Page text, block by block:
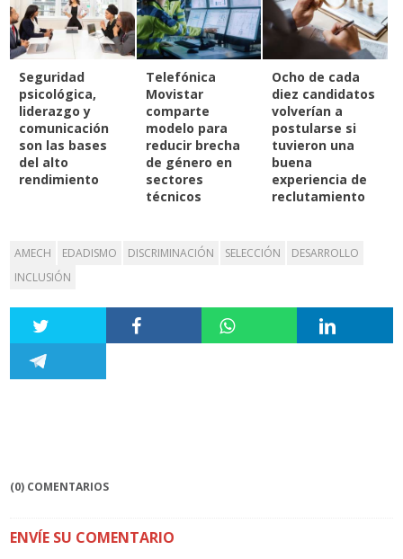
Seguridad
psicológica,
liderazgo y
comunicación
son las bases
del alto
rendimiento
Telefónica
Movistar
comparte
modelo para
reducir brecha
de género en
sectores
técnicos
Ocho de cada
diez candidatos
volverían a
postularse si
tuvieron una
buena
experiencia de
reclutamiento
AMECH EDADISMO DISCRIMINACIÓN SELECCIÓN
DESARROLLO
INCLUSIÓN
(0) COMENTARIOS
ENVÍE SU COMENTARIO